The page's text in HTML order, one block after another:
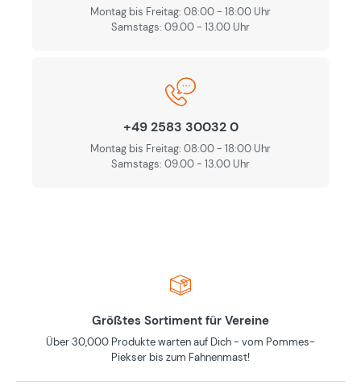
Montag bis Freitag: 08:00 - 18:00 Uhr
Samstags: 09.00 - 13.00 Uhr
+49 2583 30032 0
Montag bis Freitag: 08:00 - 18:00 Uhr
Samstags: 09.00 - 13.00 Uhr
Größtes Sortiment für Vereine
Über 30,000 Produkte warten auf Dich - vom Pommes-
Piekser bis zum Fahnenmast!